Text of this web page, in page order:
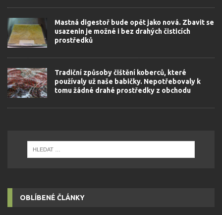
Mastná digestoř bude opět jako nová. Zbavit se
usazenin je možné i bez drahých čisticích
prostředků
Tradiční způsoby čištění koberců, které
používaly už naše babičky. Nepotřebovaly k
tomu žádné drahé prostředky z obchodu
OBLÍBENÉ ČLÁNKY